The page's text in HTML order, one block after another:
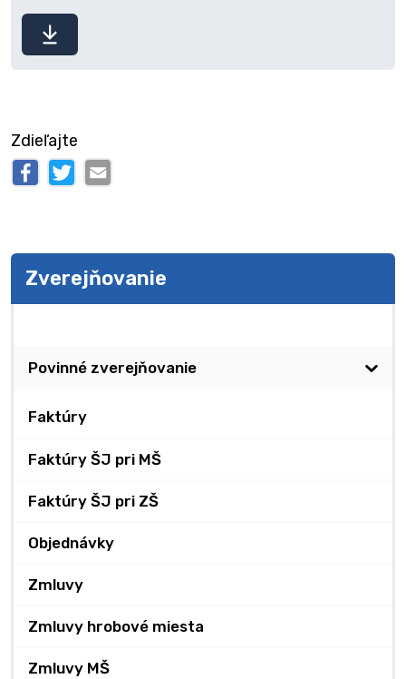
súbor
Zdieľajte
Zverejňovanie
Povinné zverejňovanie
Faktúry
Faktúry ŠJ pri MŠ
Faktúry ŠJ pri ZŠ
Objednávky
Zmluvy
Zmluvy hrobové miesta
Zmluvy MŠ